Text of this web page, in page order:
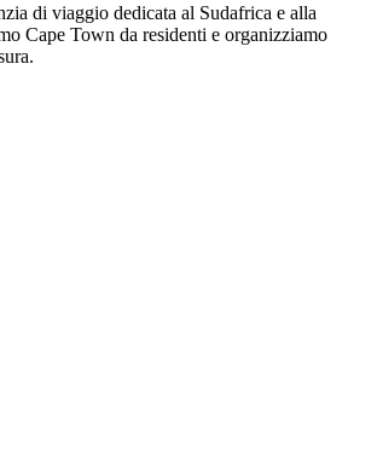
di viaggio dedicata al Sudafrica e alla
Cape Town da residenti e organizziamo